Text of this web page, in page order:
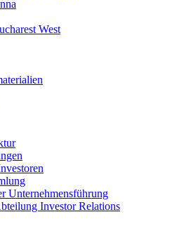
West
Unternehmensführung
Investor Relations